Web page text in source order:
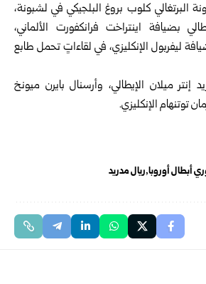
البرتغالي كلوب بروغ البلجيكي في لشبونة،
بضيافة اينتراخت فرانكفورت الألماني،
ليفربول الإنكليزي، في لقاءاتٍ تحمل طابع
ميلان الإيطالي، وأرسنال بايرن ميونخ
توتنهام الإنكليزي.
أبطال أوروبا ريال مدريد